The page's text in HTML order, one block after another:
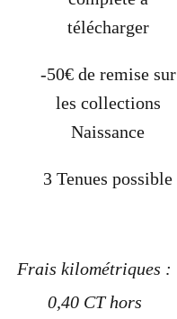
télécharger
-50€ de remise sur
les collections
Naissance
3 Tenues possible
Frais kilométriques :
0,40 CT hors